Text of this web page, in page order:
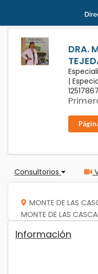
DRA.
|
12517867
Consultorios
MONTE DE LAS
MONTE DE LAS
Información